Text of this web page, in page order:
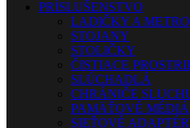
PRÍSLUŠENSTVO
LADIČKY A
STOJANY
STOLIČKY
ČISTIACE
SLÚCHADLÁ
CHRÁNIČE
PAMÄŤOVÉ MÉDIÁ
SIEŤOVÉ